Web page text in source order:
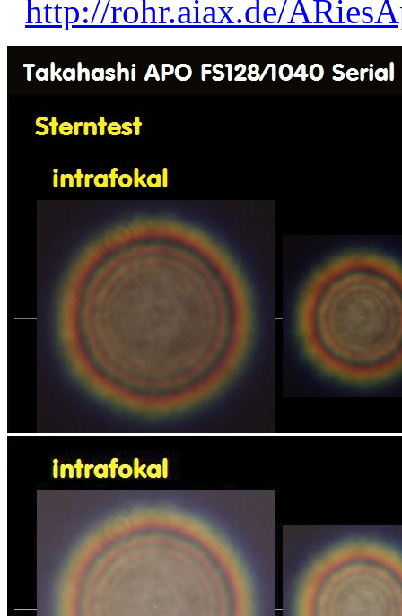
http://rohr.aiax.de/